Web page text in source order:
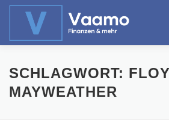
Zum
ABOUT ONLINE-RECHNER
SCHLAGWORT:
MAYWEATHER